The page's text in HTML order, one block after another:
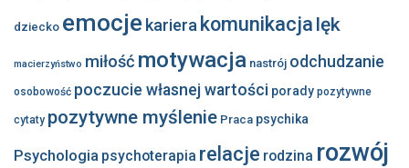
dziecko emocje kariera komunikacja lęk
macierzyństwo miłość motywacja nastrój odchudzanie
osobowość poczucie własnej wartości porady pozytywne
cytaty pozytywne myślenie Praca psychika
Psychologia psychoterapia relacje rodzina rozwój